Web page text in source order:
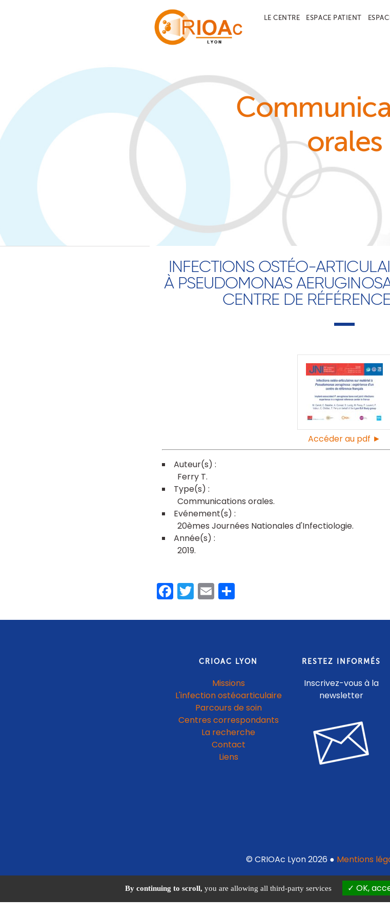
LE CENTRE ESPACE PATIENT
orales
INFECTIONS OSTÉO-
À PSEUDOMONAS
CENTRE DE
Accéder au pdf ►
Ferry T
Communications orales
20èmes Journées Nationales d'Infectiologie
2019
Facebook
Twitter
Email
CRIOAC LYON
Missions
L'infection ostéoarticulaire
Parcours de soin
Centres correspondants
La recherche
Contact
Liens
RESTEZ INFORMÉS
Inscrivez-vous à la
newsletter
© CRIOAc Lyon 2026 ● Mentions
By continuing to scroll, you are allowing all third-party services OK,